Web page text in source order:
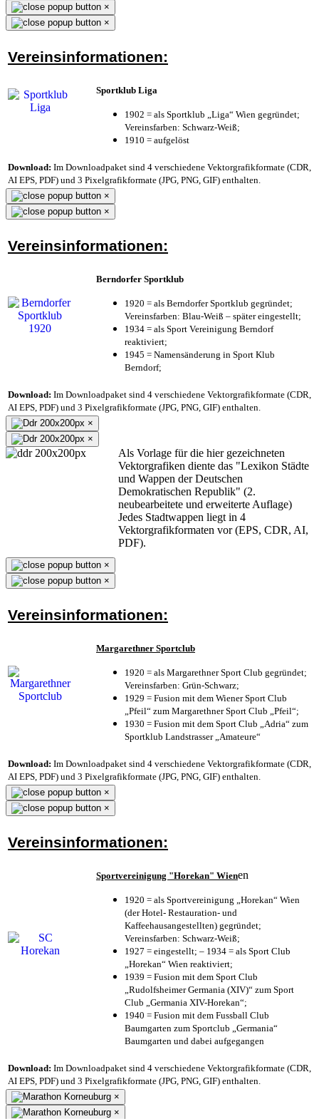
×
×
Vereinsinformationen:
Sportklub Liga
1902 = als Sportklub „Liga“ Wien gegründet;
Vereinsfarben: Schwarz-Weiß;
1910 = aufgelöst
Download: Im Downloadpaket sind 4 verschiedene Vektorgrafikformate (CDR,
AI EPS, PDF) und 3 Pixelgrafikformate (JPG, PNG, GIF) enthalten.
×
×
Vereinsinformationen:
Berndorfer Sportklub
1920 = als Berndorfer Sportklub gegründet;
Vereinsfarben: Blau-Weiß – später eingestellt;
1934 = als Sport Vereinigung Berndorf
reaktiviert;
1945 = Namensänderung in Sport Klub
Berndorf;
Download: Im Downloadpaket sind 4 verschiedene Vektorgrafikformate (CDR,
AI EPS, PDF) und 3 Pixelgrafikformate (JPG, PNG, GIF) enthalten.
×
×
Als Vorlage für die hier gezeichneten
Vektorgrafiken diente das "Lexikon Städte
und Wappen der Deutschen
Demokratischen Republik" (2.
neubearbeitete und erweiterte Auflage)
Jedes Stadtwappen liegt in 4
Vektorgrafikformaten vor (EPS, CDR, AI,
PDF).
×
×
Vereinsinformationen:
Margarethner Sportclub
1920 = als Margarethner Sport Club gegründet;
Vereinsfarben: Grün-Schwarz;
1929 = Fusion mit dem Wiener Sport Club
„Pfeil“ zum Margarethner Sport Club „Pfeil“;
1930 = Fusion mit dem Sport Club „Adria“ zum
Sportklub Landstrasser „Amateure“
Download: Im Downloadpaket sind 4 verschiedene Vektorgrafikformate (CDR,
AI EPS, PDF) und 3 Pixelgrafikformate (JPG, PNG, GIF) enthalten.
×
×
Vereinsinformationen:
Sportvereinigung "Horekan" Wienen
1920 = als Sportvereinigung „Horekan“ Wien
(der Hotel- Restauration- und
Kaffeehausangestellten) gegründet;
Vereinsfarben: Schwarz-Weiß;
1927 = eingestellt; – 1934 = als Sport Club
„Horekan“ Wien reaktiviert;
1939 = Fusion mit dem Sport Club
„Rudolfsheimer Germania (XIV)“ zum Sport
Club „Germania XIV-Horekan“;
1940 = Fusion mit dem Fussball Club
Baumgarten zum Sportclub „Germania“
Baumgarten und dabei aufgegangen
Download: Im Downloadpaket sind 4 verschiedene Vektorgrafikformate (CDR,
AI EPS, PDF) und 3 Pixelgrafikformate (JPG, PNG, GIF) enthalten.
×
×